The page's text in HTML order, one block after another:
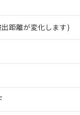
距離が変化します)